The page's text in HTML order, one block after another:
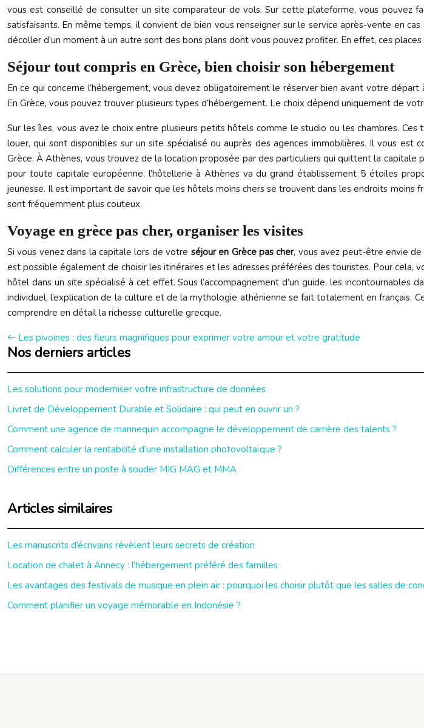
vous est conseillé de consulter un site comparateur de vols. Sur cette plateforme, vous pouvez
satisfaisants. En même temps, il convient de bien vous renseigner sur le service après-vente en
décoller d’un moment à un autre sont des bons plans dont vous pouvez profiter. En effet, ces
Séjour tout compris en Grèce, bien choisir son hébergement
En ce qui concerne l’hébergement, vous devez obligatoirement le réserver bien avant votre
En Grèce, vous pouvez trouver plusieurs types d’hébergement. Le choix dépend uniquement de
Sur les îles, vous avez le choix entre plusieurs petits hôtels comme le studio ou les chambres.
louer, qui sont disponibles sur un site spécialisé ou auprès des agences immobilières. Il vous
Grèce. À Athènes, vous trouvez de la location proposée par des particuliers qui quittent la
pour toute capitale européenne, l’hôtellerie à Athènes va du grand établissement 5 étoiles
jeunesse. Il est important de savoir que les hôtels moins chers se trouvent dans les endroits
sont fréquemment plus couteux.
Voyage en grèce pas cher, organiser les visites
Si vous venez dans la capitale lors de votre séjour en Grèce pas cher, vous avez peut-être envie
est possible également de choisir les itinéraires et les adresses préférées des touristes. Pour cela,
hôtel dans un site spécialisé à cet effet. Sous l’accompagnement d’un guide, les
individuel, l’explication de la culture et de la mythologie athénienne se fait totalement en
comprendre en détail la richesse culturelle grecque.
Les pivoines : des fleurs magnifiques pour exprimer votre amour et votre gratitude
Nos derniers articles
Les solutions pour moderniser votre infrastructure de données
Livret de Développement Durable et Solidaire : qui peut en ouvrir un ?
Comment une agence de mannequin accompagne le développement de carrière des talents ?
Comment calculer la rentabilité d’une installation photovoltaïque ?
Différences entre un poste à souder MIG MAG et MMA
Articles similaires
Les manuscrits d’écrivains révèlent leurs secrets de création
Location de chalet à Annecy : l’hébergement préféré des familles
Les avantages des festivals de musique en plein air : pourquoi les choisir plutôt que les salles de
Comment planifier un voyage mémorable en Indonésie ?